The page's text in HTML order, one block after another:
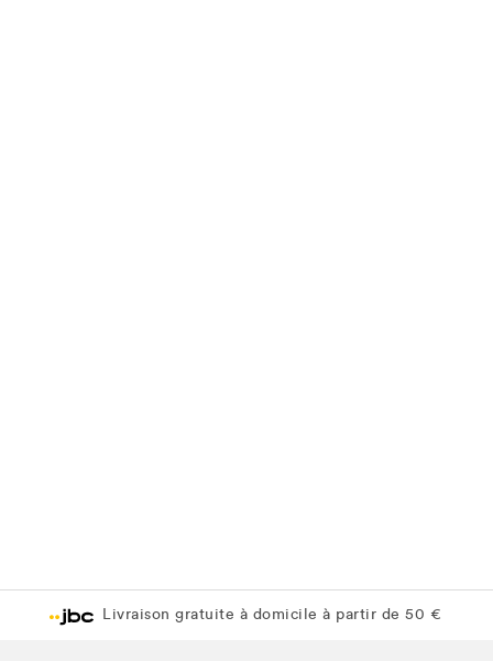
Livraison gratuite à domicile à partir de 50 €